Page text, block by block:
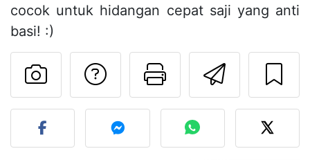
cocok untuk hidangan cepat saji yang anti
basi! :)
Kirim
Cetak
Mengajukan
Unggah foto Anda dari